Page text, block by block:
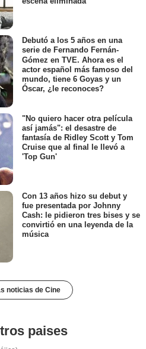
Debutó a los 5 años en una
serie de Fernando Fernán-
Gómez en TVE. Ahora es el
actor español más famoso del
mundo, tiene 6 Goyas y un
Óscar, ¿le reconoces?
"No quiero hacer otra película
así jamás": el desastre de
fantasía de Ridley Scott y Tom
Cruise que al final le llevó a
'Top Gun'
Con 13 años hizo su debut y
fue presentada por Johnny
Cash: le pidieron tres bises y se
convirtió en una leyenda de la
música
noticias de Cine
paises